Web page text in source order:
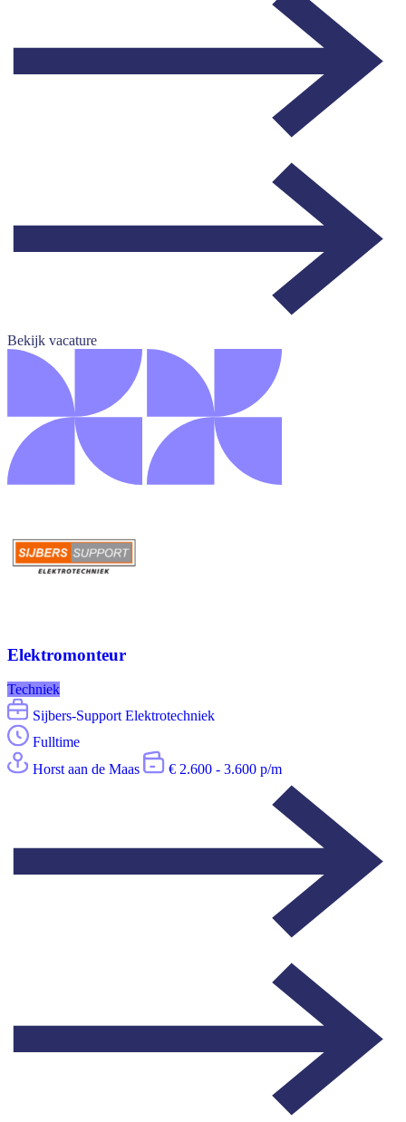
Bekijk vacature
Elektromonteur
Techniek
Sijbers-Support Elektrotechniek
Fulltime
Horst aan de Maas
€ 2.600 - 3.600 p/m